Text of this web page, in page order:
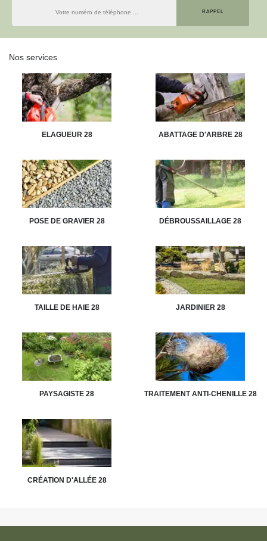
Nos services
ELAGUEUR 28 ABATTAGE D'ARBRE 28
POSE DE GRAVIER 28 DÉBROUSSAILLAGE 28
TAILLE DE HAIE 28 JARDINIER 28
PAYSAGISTE 28 TRAITEMENT ANTI-CHENILLE 28
CRÉATION D'ALLÉE 28